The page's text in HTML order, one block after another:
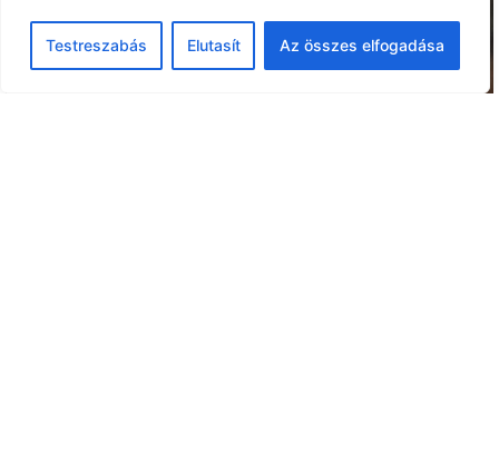
Testreszabás Elutasít Az összes elfogadása